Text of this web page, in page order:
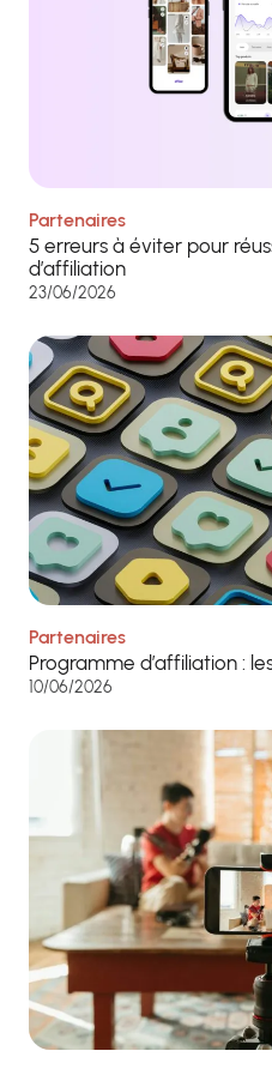
Partenaires
5 erreurs à éviter pour
d’affiliation
23/06/2026
Partenaires
Programme d’affiliation :
10/06/2026